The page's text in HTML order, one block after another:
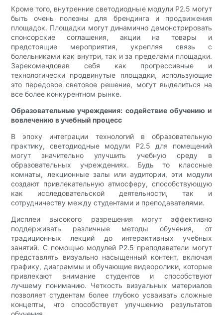
Кроме того, внутренние светодиодные модули P2.5 могут
быть очень полезны для брендинга и продвижения
площадок. Площадки могут динамично демонстрировать
спонсорские соглашения, акции на товары и
предстоящие мероприятия, укрепляя связь с
болельниками как внутри, так и за пределами площадки.
Зарекомендовав себя как прогрессивные и
технологически продвинутые площадки, использующие
это передовое световое решение, могут выделиться на
все более конкурентном рынке.
Образовательные учреждения: содействие обучению и
вовлечению в учебный процесс
В эпоху интеграции технологий в образовательную
практику, светодиодные модули P2.5 для помещений
могут значительно улучшить учебную среду в
образовательных учреждениях. Будь то классные
комнаты, лекционные залы или аудитории, эти модули
создают привлекательную атмосферу, способствующую
как исследовательской деятельности, так и
сотрудничеству между студентами и преподавателями.
Дисплеи высокого разрешения могут эффективно
поддерживать различные методы обучения, от
традиционных лекций до интерактивных учебных
занятий. С помощью модулей P2.5 преподаватели могут
представлять визуально насыщенный контент, включая
графику, диаграммы и обучающие видеоролики, которые
привлекают внимание студентов и способствуют
лучшему пониманию. Четкость визуальных материалов
позволяет студентам более глубоко усваивать сложные
концепты, что способствует улучшению результатов